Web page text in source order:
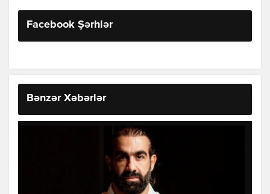
Facebook Şərhlər
Bənzər Xəbərlər